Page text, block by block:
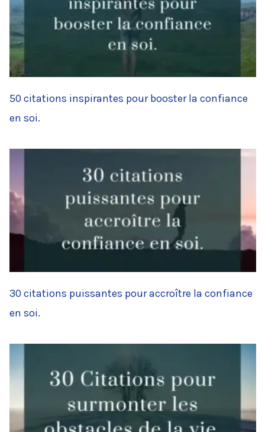
50 citations inspirantes pour booster la confiance
en soi.
30 citations puissantes pour accroître la confiance
en soi.